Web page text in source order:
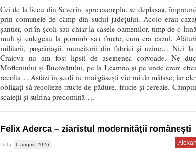
Cei de la liceu din Severin, spre exemplu, se deplasau,
prin comunele de câmp din sudul județului. Acolo erau
șantier, ori în școli sau chiar la casele oamenilor, timp de o
mult și culegeau la porumb sau fructe, cum era cazul.
militarii, pușcăriașii, muncitorii din fabrici și uzine… Nici la
Craiova nu am fost lipsit de asemenea corvoade. Ne
Mofleniului și Bucovățului, pe la Leamna și pe unde eram
recolta… Astăzi în școli nu mai găsești viermi de mătase, iar
obligați să recolteze fructe de pădure, fructe și cereale.
scaieții și sulfina predomină….
Felix Aderca – ziaristul modernității românești
Data: 6 august 2026